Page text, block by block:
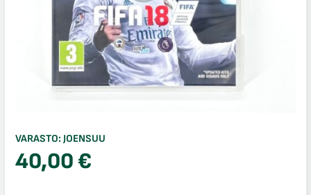
VARASTO: JOENSUU
40,00€